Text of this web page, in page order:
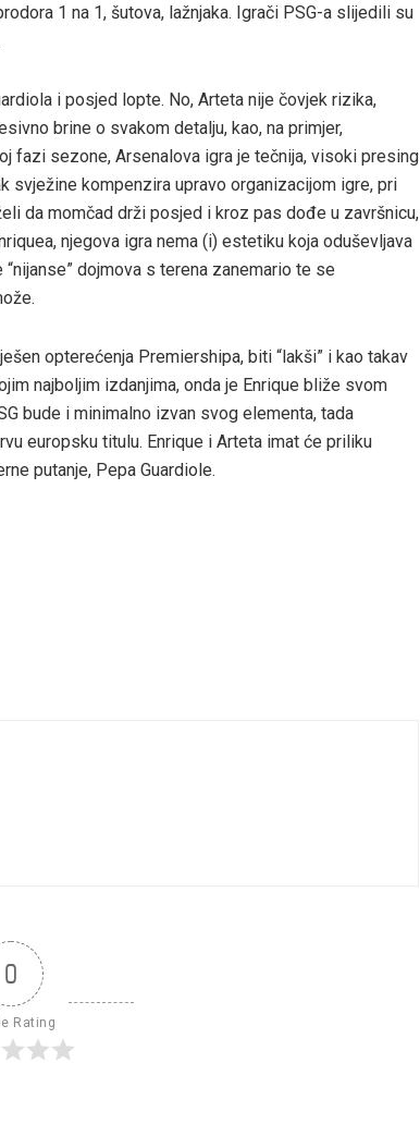
1 na 1, šutova, lažnjaka. Igrači PSG-a slijedili su
i posjed lopte. No, Arteta nije čovjek rizika,
brine o svakom detalju, kao, na primjer,
fazi sezone, Arsenalova igra je tečnija, visoki presing
svježine kompenzira upravo organizacijom igre, pri
da momčad drži posjed i kroz pas dođe u završnicu,
njegova igra nema (i) estetiku koja oduševljava
dojmova s terena zanemario te se
opterećenja Premiershipa, biti “lakši” i kao takav
najboljim izdanjima, onda je Enrique bliže svom
bude i minimalno izvan svog elementa, tada
europsku titulu. Enrique i Arteta imat će priliku
putanje, Pepa Guardiole.
0
Rating